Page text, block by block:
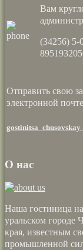
Вам
(34256) 5-
Отправить свою
электронной
О нас
Наша гостиница
уральском городе
края, известным
промышленной